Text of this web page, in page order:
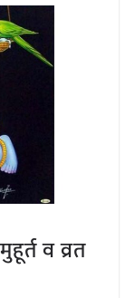
व व्रत